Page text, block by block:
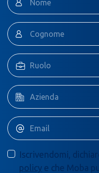
Iscrivendomi,
policy e che Moba